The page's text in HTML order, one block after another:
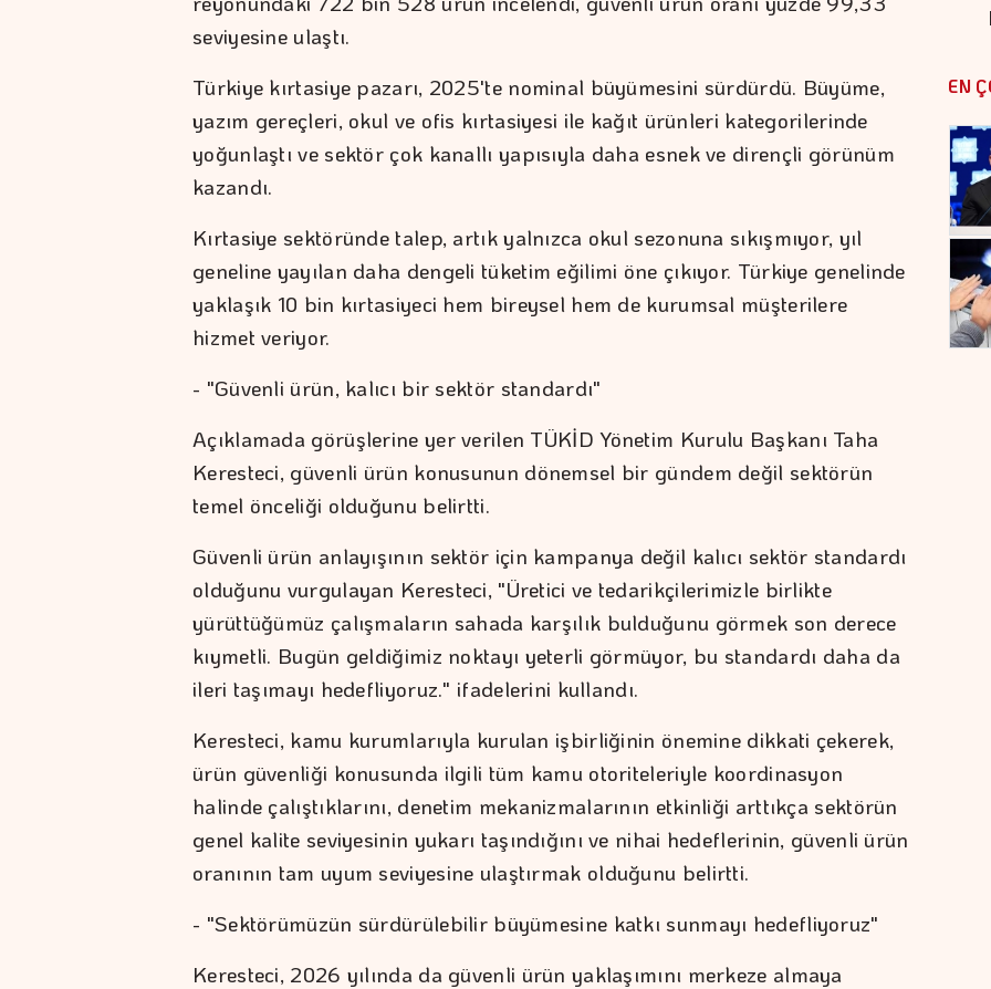
seviyesine ulaştı.
Türkiye kırtasiye pazarı, 2025'te nominal büyümesini sürdürdü. Büyüme,
yazım gereçleri, okul ve ofis kırtasiyesi ile kağıt ürünleri kategorilerinde
yoğunlaştı ve sektör çok kanallı yapısıyla daha esnek ve dirençli görünüm
kazandı.
Kırtasiye sektöründe talep, artık yalnızca okul sezonuna sıkışmıyor, yıl
geneline yayılan daha dengeli tüketim eğilimi öne çıkıyor. Türkiye genelinde
yaklaşık 10 bin kırtasiyeci hem bireysel hem de kurumsal müşterilere
hizmet veriyor.
- "Güvenli ürün, kalıcı bir sektör standardı"
Açıklamada görüşlerine yer verilen TÜKİD Yönetim Kurulu Başkanı Taha
Keresteci, güvenli ürün konusunun dönemsel bir gündem değil sektörün
temel önceliği olduğunu belirtti.
Güvenli ürün anlayışının sektör için kampanya değil kalıcı sektör standardı
olduğunu vurgulayan Keresteci, "Üretici ve tedarikçilerimizle birlikte
yürüttüğümüz çalışmaların sahada karşılık bulduğunu görmek son derece
kıymetli. Bugün geldiğimiz noktayı yeterli görmüyor, bu standardı daha da
ileri taşımayı hedefliyoruz." ifadelerini kullandı.
Keresteci, kamu kurumlarıyla kurulan işbirliğinin önemine dikkati çekerek,
ürün güvenliği konusunda ilgili tüm kamu otoriteleriyle koordinasyon
halinde çalıştıklarını, denetim mekanizmalarının etkinliği arttıkça sektörün
genel kalite seviyesinin yukarı taşındığını ve nihai hedeflerinin, güvenli ürün
oranının tam uyum seviyesine ulaştırmak olduğunu belirtti.
- "Sektörümüzün sürdürülebilir büyümesine katkı sunmayı hedefliyoruz"
Keresteci, 2026 yılında da güvenli ürün yaklaşımını merkeze almaya
EN